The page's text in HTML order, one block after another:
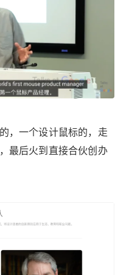
，一个设计鼠标的，走
最后火到直接合伙创办